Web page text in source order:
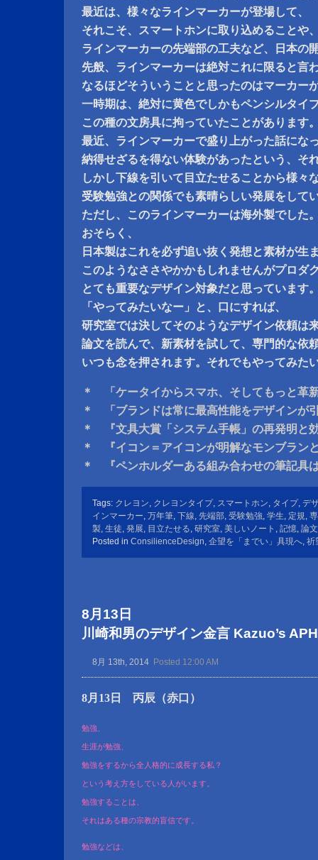
最近は、様々なラインマーカーが登場して、
それこそ、スマートホンに取り込めることや
ラインマーカーの先端部の工夫など、日本の
先般、ラインマーカーは絶対これに限ると言
なるほどそういうことと思ったのはマーカー
一時期は、絶対に黄色でしかもペンシルタイ
この種の文房具に拘っていたことがあります
最近、ラインマーカーで盛り上がった話にな
納得せざるを得ない体験があったという、そ
しかし下線を引いて目立たせることから様々
受験勉強との関係でも素晴らしい発展をして
ただし、このラインマーカーは海外製でした
おそらく、
日本製はこれを必ず追い抜く発想と素材が生
このようなささやかかもしれませんがプロダ
とても重要なデザイン対象だと思っています
「やってみたいなー」と、口にすれば、
研究室では決してそのようなデザイン依頼は
論文を読んで、新素材を試して、専門的な依
いつも念を押されます。それでもやってみた
＊ 「ケータイからスマホ、そしてもっと革
＊ 「ブランドは常に最高性能をデザインが
＊ 『文具大賞「システム手帳」の再発明と
＊ 『イコン＝アイコンが明解なモンブラン
＊ 『ペンホルダーある組み合わせの筆記具
Tags: クレヨン, クレヨンタイプ, スマートホン, タイプ, デ
インマーカー, 万年筆, 下線, 先端部, 受験勉強, 学生, 定規,
製, 生徒, 発展, 目立たせる, 研究室, 美しいノート , 記憶, 論文
Posted in ConsilienceDesign, 企望を「までい」具現へ, 祈
8月13日
川崎和男のデザイン金言 Kazuo’s
8月 13th, 2014 Posted 12:00 AM
8月13日 丙辰（赤口）
勉強、
生涯が勉強、
勉強をするから全人格的に成長する私？
という考え方をしている人がいます。
勉強することは、
それはある種の宗教的盲信です。
勉強などは、